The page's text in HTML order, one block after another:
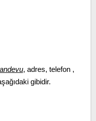
, adres, telefon ,
gibidir.